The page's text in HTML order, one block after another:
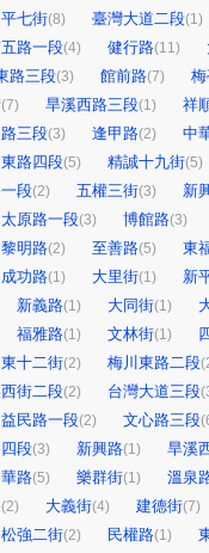
七街(8) 臺灣大道二段(1)
路一段(4) 健行路(11)
路三段(3) 館前路(7)
(7) 旱溪西路三段(1)
祥
三段(3) 逢甲路(2)
中
路四段(5) 精誠十九街(5)
段(2) 五權三街(3)
新
太原路一段(3) 博館路(3)
黎明路(2) 至善路(5)
東
成功路(1) 大里街(1)
新
新義路(1) 大同街(1)
福雅路(1) 文林街(1)
十二街(2) 梅川東路二段
街二段(2) 台灣大道三段
益民路一段(2) 文心路三段
段(3) 新興路(1)
旱溪
路(5) 樂群街(1)
溫泉
(2) 大義街(4) 建德街(7)
松強二街(2) 民權路(1)